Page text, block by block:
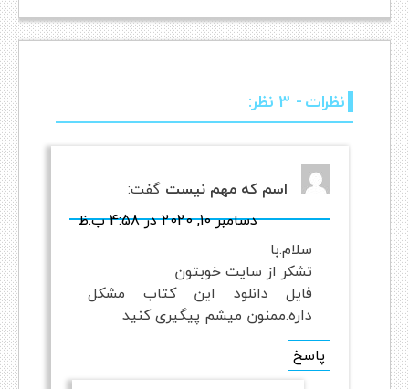
نظرات- 3 نظر:
اسم که مهم نیست گفت:
دسامبر 10, 2020 در 4:58 ب.ظ
سلام.با
تشکر از سایت خوبتون
فایل دانلود این کتاب مشکل
داره.ممنون میشم پیگیری کنید
پاسخ